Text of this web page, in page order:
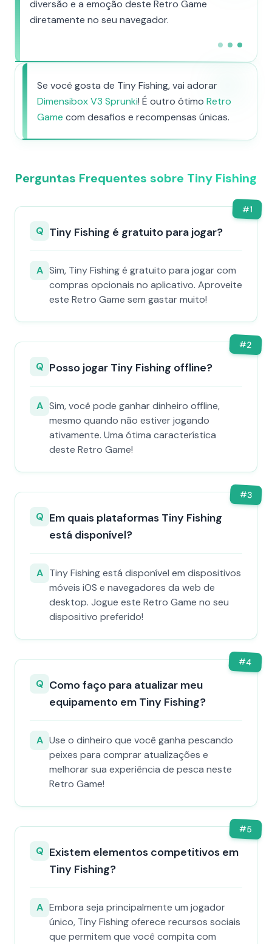
diversão e a emoção deste Retro Game
diretamente no seu navegador.
Se você gosta de Tiny Fishing, vai adorar
Dimensibox V3 Sprunki! É outro ótimo Retro
Game com desafios e recompensas únicas.
Perguntas Frequentes sobre Tiny Fishing
#1
Q Tiny Fishing é gratuito para jogar?
A Sim, Tiny Fishing é gratuito para jogar com
compras opcionais no aplicativo. Aproveite
este Retro Game sem gastar muito!
#2
Q Posso jogar Tiny Fishing offline?
A Sim, você pode ganhar dinheiro offline,
mesmo quando não estiver jogando
ativamente. Uma ótima característica
deste Retro Game!
#3
Q Em quais plataformas Tiny Fishing
está disponível?
A Tiny Fishing está disponível em dispositivos
móveis iOS e navegadores da web de
desktop. Jogue este Retro Game no seu
dispositivo preferido!
#4
Q Como faço para atualizar meu
equipamento em Tiny Fishing?
A Use o dinheiro que você ganha pescando
peixes para comprar atualizações e
melhorar sua experiência de pesca neste
Retro Game!
#5
Q Existem elementos competitivos em
Tiny Fishing?
A Embora seja principalmente um jogador
único, Tiny Fishing oferece recursos sociais
que permitem que você compita com